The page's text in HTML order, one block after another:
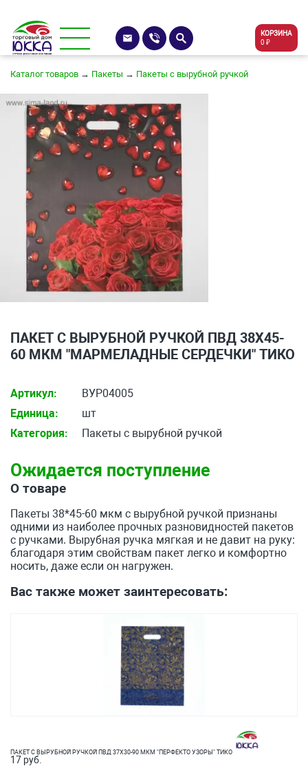
КОРЗИНА
0 ₽
Каталог товаров → Пакеты → Пакеты с вырубной ручкой
ПАКЕТ С ВЫРУБНОЙ РУЧКОЙ ПВД 38Х45-
60 МКМ "МАРМЕЛАДНЫЕ СЕРДЕЧКИ" ТИКО
Артикул:
ВУР04005
Единица:
шт
Категория:
Пакеты с вырубной ручкой
Ожидается поступление
О товаре
Пакеты 38*45-60 мкм с вырубной ручкой признаны
одними из наиболее прочных разновидностей пакетов
с ручками. Вырубная ручка мягкая и не давит на руку:
благодаря этим свойствам пакет легко и комфортно
носить, даже если он нагружен.
Вас также может заинтересовать:
ПАКЕТ С ВЫРУБНОЙ РУЧКОЙ ПВД 37Х30-90 МКМ "ПЕРФЕКТО УЗОРЫ" ТИКО
17 руб.